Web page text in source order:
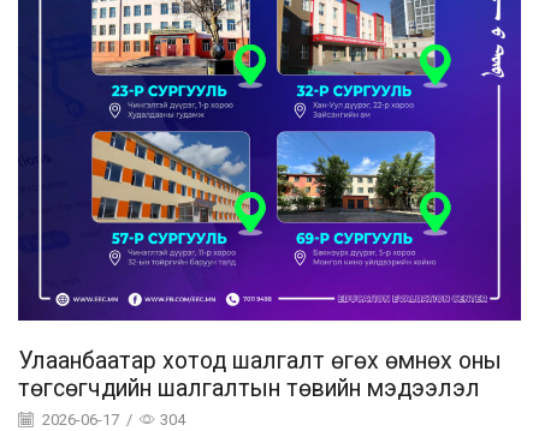
Улаанбаатар хотод шалгалт өгөх өмнөх оны
төгсөгчдийн шалгалтын төвийн мэдээлэл
2026-06-17 / 304